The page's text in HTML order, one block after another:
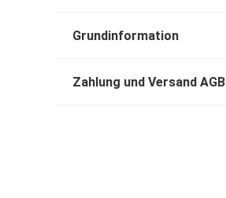
Grundinformation
Zahlung und Versand AGB